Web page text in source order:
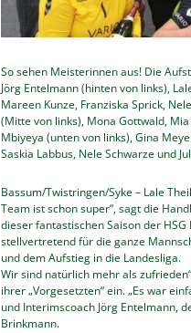
So sehen Meisterinnen aus! Die
Jörg Entelmann (hinten von links),
Mareen Kunze, Franziska Sprick,
(Mitte von links), Mona Gottwald,
Mbiyeya (unten von links), Gina
Saskia Labbus, Nele Schwarze und
Bassum/Twistringen/Syke – Lale
Team ist schon super“, sagt die
dieser fantastischen Saison der
stellvertretend für die ganze
und dem Aufstieg in die Landesliga.
Wir sind natürlich mehr als
ihrer „Vorgesetzten“ ein. „Es war
und Interimscoach Jörg Entelmann,
Brinkmann.